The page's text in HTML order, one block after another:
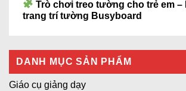
Trò chơi treo tường cho trẻ em –
trang trí tường Busyboard
DANH MỤC SẢN PHẨM
Giáo cụ giảng dạy